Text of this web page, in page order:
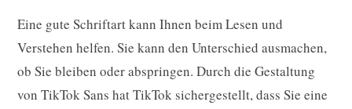
Eine gute Schriftart kann Ihnen beim Lesen und
Verstehen helfen. Sie kann den Unterschied ausmachen,
ob Sie bleiben oder abspringen. Durch die Gestaltung
von TikTok Sans hat TikTok sichergestellt, dass Sie eine